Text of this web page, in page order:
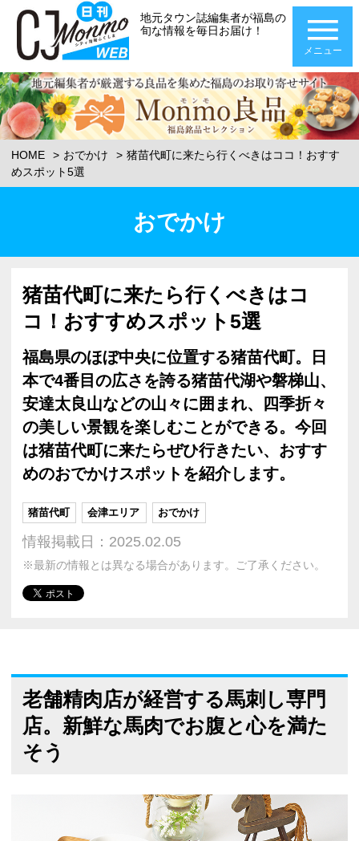
地元タウン誌編集者が福島の
旬な情報を毎日お届け！
メニュー
HOME おでかけ
猪苗代町に来たら行くべきはココ！おすす
めスポット5選
おでかけ
猪苗代町に来たら行くべきはコ
コ！おすすめスポット5選
福島県のほぼ中央に位置する猪苗代町。日
本で4番目の広さを誇る猪苗代湖や磐梯山、
安達太良山などの山々に囲まれ、四季折々
の美しい景観を楽しむことができる。今回
は猪苗代町に来たらぜひ行きたい、おすす
めのおでかけスポットを紹介します。
猪苗代町 会津エリア おでかけ
情報掲載日：2025.02.05
※最新の情報とは異なる場合があります。ご了承ください。
老舗精肉店が経営する馬刺し専門
店。新鮮な馬肉でお腹と心を満た
そう